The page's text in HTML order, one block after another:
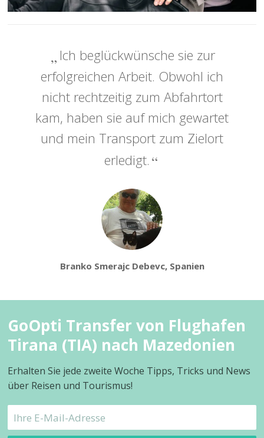
Ich beglückwünsche sie zur
erfolgreichen Arbeit. Obwohl ich
nicht rechtzeitig zum Abfahrtort
kam, haben sie auf mich gewartet
und mein Transport zum Zielort
erledigt.
Branko Smerajc Debevc, Spanien
GoOpti Transfer von Flughafen
Tirana (TIA) nach Mazedonien
Erhalten Sie jede zweite Woche Tipps, Tricks und News
über Reisen und Tourismus!